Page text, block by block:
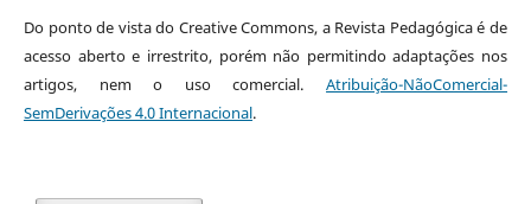
Do ponto de vista do Creative Commons, a Revista Pedagógica é de
acesso aberto e irrestrito, porém não permitindo adaptações nos
artigos, nem o uso comercial.Atribuição-NãoComercial-
SemDerivações 4.0 Internacional.